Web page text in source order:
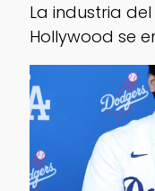
La industria
Hollywood se